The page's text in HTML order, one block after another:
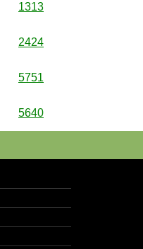
1313
2424
5751
5640